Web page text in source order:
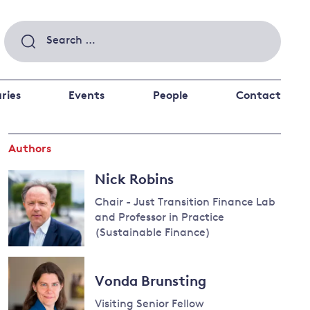
Search
for:
private investors
and other financial institutions
system
Climate and
the economy
climate
Events People Contact
Authors
Nick Robins
Chair - Just Transition Finance Lab
and Professor in Practice
(Sustainable Finance)
Vonda Brunsting
Visiting Senior Fellow